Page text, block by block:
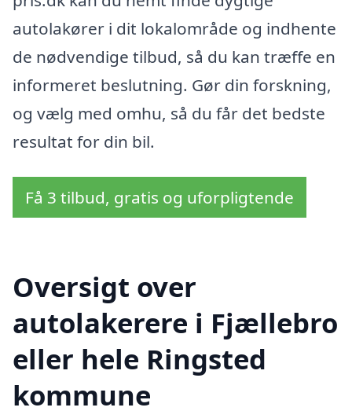
autolakører i dit lokalområde og indhente
de nødvendige tilbud, så du kan træffe en
informeret beslutning. Gør din forskning,
og vælg med omhu, så du får det bedste
resultat for din bil.
Få 3 tilbud, gratis og uforpligtende
Oversigt over
autolakerere i Fjællebro
eller hele Ringsted
kommune